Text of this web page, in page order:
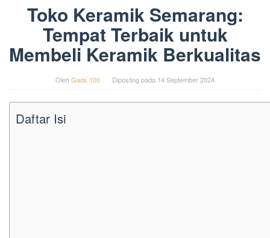
Toko Keramik Semarang:
Tempat Terbaik untuk
Membeli Keramik Berkualitas
OlehGads 100 Diposting pada 14 September 2024
Daftar Isi